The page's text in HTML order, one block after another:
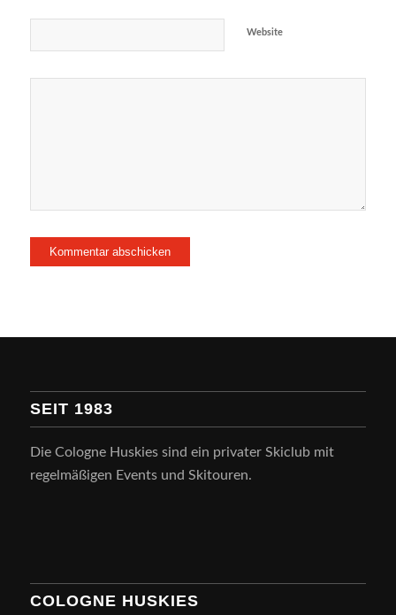
Website
SEIT 1983
Die Cologne Huskies sind ein privater Skiclub mit
regelmäßigen Events und Skitouren.
COLOGNE HUSKIES